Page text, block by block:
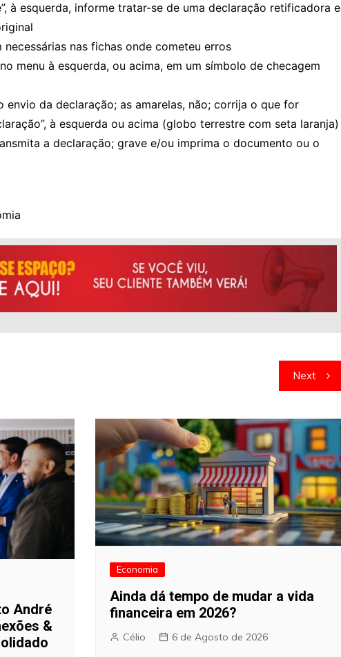
à esquerda, informe tratar-se de uma declaração retificadora e
nas fichas onde cometeu erros
menu à esquerda, ou acima, em um símbolo de checagem
envio da declaração; as amarelas, não; corrija o que for
à esquerda ou acima (globo terrestre com seta laranja)
a declaração; grave e/ou imprima o documento ou o
Next
André
&
Economia
Ainda dá tempo de mudar a vida
financeira em 2026?
Célio 6 de Agosto de 2026